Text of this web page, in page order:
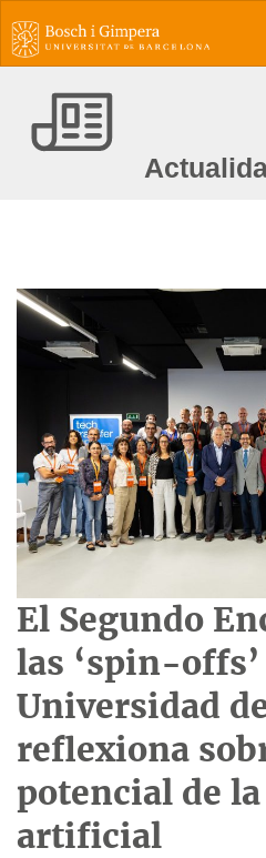
El Segundo
las ‘spin-
Universidad
reflexiona
potencial de
artificial